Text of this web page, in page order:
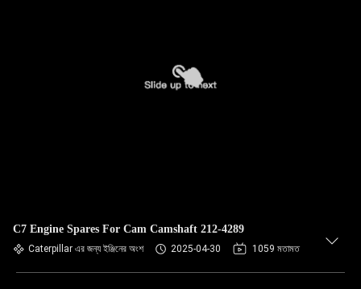
C7 Engine Spares For Cam Camshaft 212-4289
Caterpillar এর জন্য ইঞ্জিনের অংশ 2025-04-30 1059 মতামত